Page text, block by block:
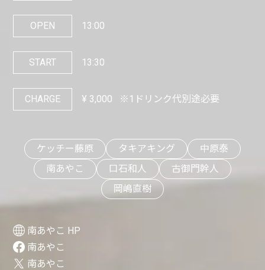
OPEN 13:00
START 13:30
CHARGE ¥ 3,000 ※1ドリンク代別途必要
ケッチー藤原 タキアキング
中原泰
南あやこ
口石和人
古御門幹人
岡嶋直樹
南あやこ HP
南あやこ
南あやこ